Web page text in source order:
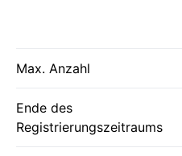
Max. Anzahl
Ende des
Registrierungszeitraums